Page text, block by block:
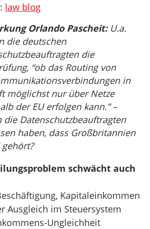
law blog
Orlando Pascheit:U.a.
die deutschen
die
“ob das Routing von
in
möglichst nur über Netze
der EU erfolgen kann.” –
die Datenschutzbeauftragten
haben, dass Großbritannien
gehört?
schwächt auch
Kapitaleinkommen
Ausgleich im Steuersystem
Ungleichheit